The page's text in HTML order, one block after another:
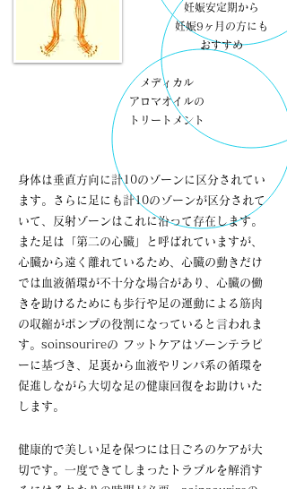
メディカル
アロマオイルの
​トリートメント
妊娠安定期から
妊娠9ヶ月の方にも
おすすめ
身体は垂直方向に計10のゾーンに区分されてい
ます。さらに足にも計10のゾーンが区分されて
いて、反射ゾーンはこれに沿って存在します。
また足は「第二の心臓」と呼ばれていますが、
心臓から遠く離れているため、心臓の動きだけ
では血液循環が不十分な場合があり、心臓の働
きを助けるためにも歩行や足の運動による筋肉
の収縮がポンプの役割になっていると言われま
す。soinsourireの フットケアはゾーンテラピ
ーに基づき、足裏から血液やリンパ系の循環を
促進しながら大切な足の健康回復をお助けいた
します。
健康的で美しい足を保つには日ごろのケアが大
切です。一度できてしまったトラブルを解消す